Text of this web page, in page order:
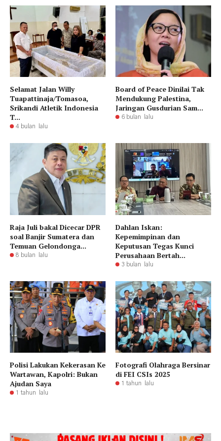
Selamat Jalan Willy
Tuapattinaja/Tomasoa,
Srikandi Atletik Indonesia
T...
4 bulan lalu
Board of Peace Dinilai Tak
Mendukung Palestina,
Jaringan Gusdurian Sam...
6 bulan lalu
Raja Juli bakal Dicecar DPR
soal Banjir Sumatera dan
Temuan Gelondonga...
8 bulan lalu
Dahlan Iskan:
Kepemimpinan dan
Keputusan Tegas Kunci
Perusahaan Bertah...
3 bulan lalu
Polisi Lakukan Kekerasan Ke
Wartawan, Kapolri: Bukan
Ajudan Saya
1 tahun lalu
Fotografi Olahraga Bersinar
di FEI CSIs 2025
1 tahun lalu